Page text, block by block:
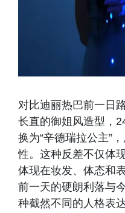
对比迪丽热巴前一日
长直的御姐风造型，
换为“辛德瑞拉公主”
性。这种反差不仅体
体现在妆发、体态和
前一天的硬朗利落与
种截然不同的人格表